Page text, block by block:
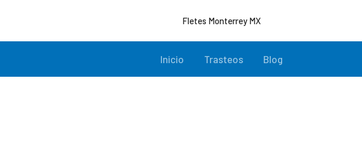
Fletes Monterrey MX
Inicio Trasteos Blog